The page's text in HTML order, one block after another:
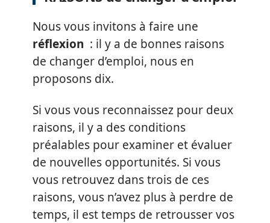
Nous vous invitons à faire une
réflexion : il y a de bonnes raisons
de changer d’emploi, nous en
proposons dix.
Si vous vous reconnaissez pour deux
raisons, il y a des conditions
préalables pour examiner et évaluer
de nouvelles opportunités. Si vous
vous retrouvez dans trois de ces
raisons, vous n’avez plus à perdre de
temps, il est temps de retrousser vos